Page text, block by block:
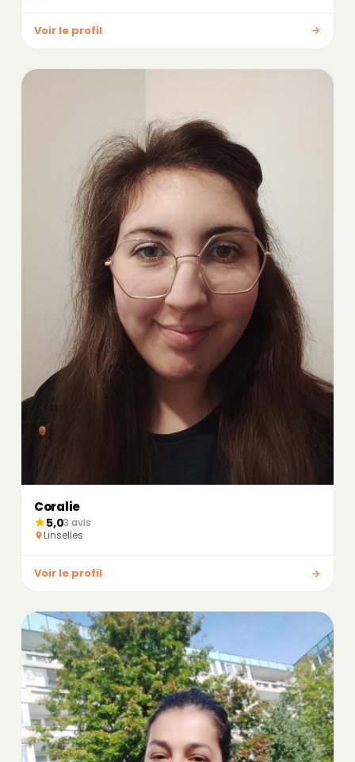
Voir le profil
Coralie
5,03 avis
Linselles
Voir le profil